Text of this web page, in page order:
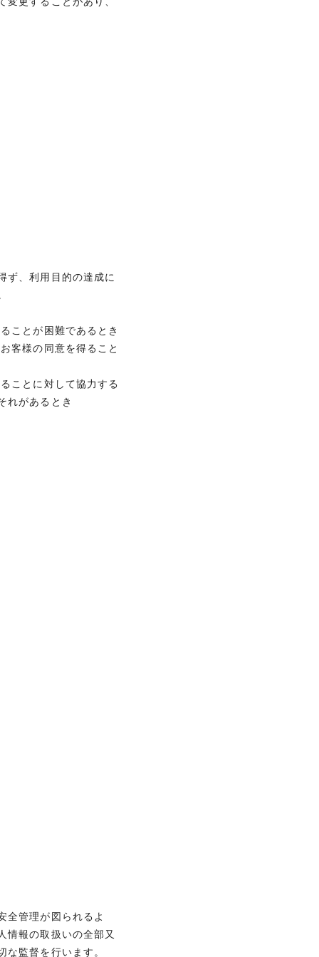
ず、利用目的の達成に
ことが困難であるとき
客様の同意を得ること
ことに対して協力する
れがあるとき
全管理が図られるよ
情報の取扱いの全部又
監督を行います。